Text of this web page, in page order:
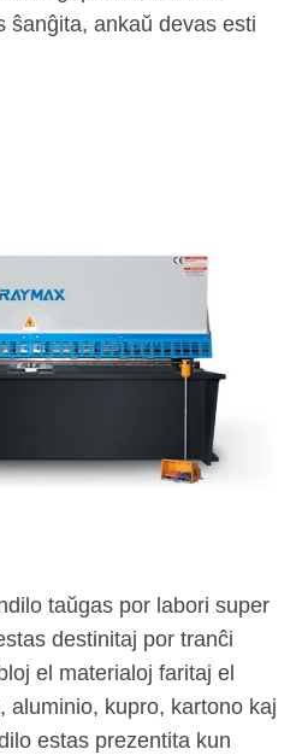
ŝanĝita, ankaŭ devas esti
taŭgas por labori super
destinitaj por tranĉi
el materialoj faritaj el
aluminio, kupro, kartono kaj
estas prezentita kun